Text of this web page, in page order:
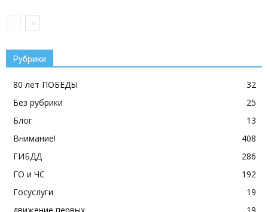
Рубрики
80 лет ПОБЕДЫ
32
Без рубрики
25
Блог
13
Внимание!
408
ГИБДД
286
ГО и ЧС
192
Госуслуги
19